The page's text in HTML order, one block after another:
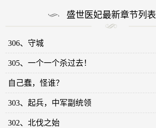
盛世医妃最新章节列表
306、守城
305、一个一个杀过去！
自己蠢，怪谁？
303、起兵，中军副统领
302、北伐之始